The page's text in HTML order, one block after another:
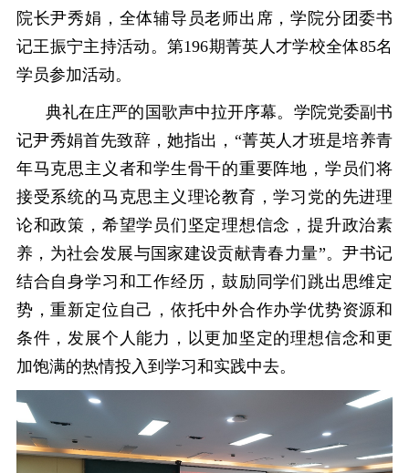
院长尹秀娟，全体辅导员老师出席，学院分团委书
记王振宁主持活动。第196期菁英人才学校全体85名
学员参加活动。
典礼在庄严的国歌声中拉开序幕。学院党委副书
记尹秀娟首先致辞，她指出 ， “菁英人才班是培养青
年马克思主义 者和学生骨干的重要阵地 ， 学员们将
接受系统的马克思主义理论教育，学习党的先进理
论和政策， 希望学员们坚定理想信念，提升政治素
养，为社会发展与国家建设贡献青春力量”。尹书记
结合自身学习和工作经历，鼓励同学们跳出思维定
势，重新定位自己，依托中外合作办学优势资源和
条件，发展个人能力，以更加坚定的理想信念和更
加饱满的热情投入到学习和实践中去。